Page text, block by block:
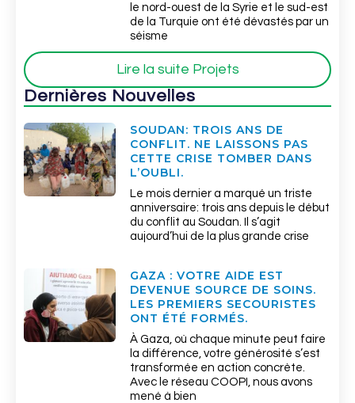
le nord-ouest de la Syrie et le sud-est
de la Turquie ont été dévastés par un
séisme
Lire la suite Projets
Dernières Nouvelles
SOUDAN: TROIS ANS DE
CONFLIT. NE LAISSONS PAS
CETTE CRISE TOMBER DANS
L’OUBLI.
Le mois dernier a marqué un triste
anniversaire: trois ans depuis le début
du conflit au Soudan. Il s’agit
aujourd’hui de la plus grande crise
GAZA : VOTRE AIDE EST
DEVENUE SOURCE DE SOINS.
LES PREMIERS SECOURISTES
ONT ÉTÉ FORMÉS.
À Gaza, où chaque minute peut faire
la différence, votre générosité s’est
transformée en action concrète.
Avec le réseau COOPI, nous avons
mené à bien